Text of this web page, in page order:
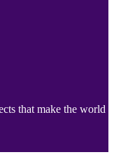
that make the world